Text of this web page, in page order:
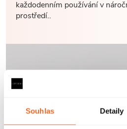
Souhlas Detaily
každodenním používání v
prostředí..